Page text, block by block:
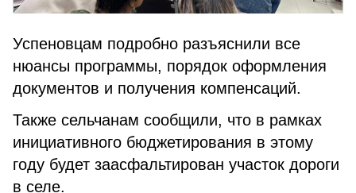
Успеновцам подробно разъяснили все
нюансы программы, порядок оформления
документов и получения компенсаций.
Также сельчанам сообщили, что в рамках
инициативного бюджетирования в этому
году будет заасфальтирован участок дороги
в селе.